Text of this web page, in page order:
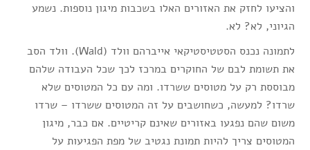
והציעו לחזק את האזורים האלו בשכבות מיגון נוספות. נשמע
הגיוני, לא? לא.
לתמונה נכנס הסטטיסטיקאי אייברהם וולד (Wald). וולד הסב
את תשומת לבם של החוקרים במרכז לכך שכל העבודה שלהם
מבוססת רק על מטוסים ששרדו. ומה עם כל המטוסים שלא
שרדו? למעשה, כשחושבים על זה המטוסים ששרדו – שרדו
משום שהם נפגעו באזורים שאינם קריטיים. אם כבר, מיגון
המטוסים צריך להיות תמונת נגטיב של מפת הפגיעות על